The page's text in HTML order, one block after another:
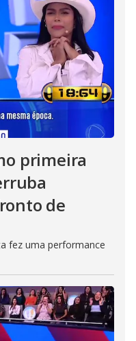
primeira
de
fez uma performance